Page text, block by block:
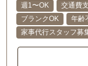
週1〜OK 交通費
ブランクOK
年齢
家事代行スタッフ募